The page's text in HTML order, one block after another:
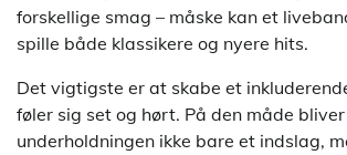
forskellige smag – måske kan et
spille både klassikere og nyere hits.
Det vigtigste er at skabe et
føler sig set og hørt. På den måde bliver
underholdningen ikke bare et indslag,